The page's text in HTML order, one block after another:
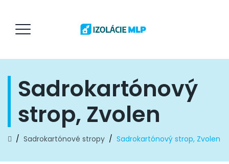
Sadrokartónový
strop, Zvolen
/ Sadrokartónové stropy / Sadrokartónový strop, Zvolen